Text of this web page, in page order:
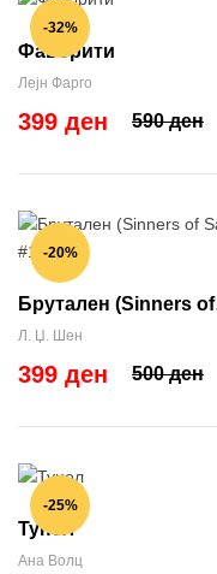
-32%
Фаворити
Лејн Фарго
590 ден
399 ден
-20%
Брутален (Sinners of
Saint #1)
Л. Џ. Шен
500 ден
399 ден
-25%
Тунел
Ана Волц